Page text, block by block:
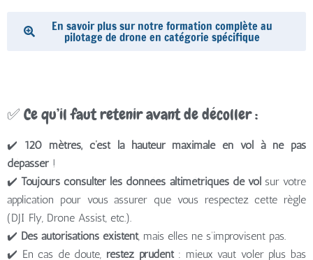
En savoir plus sur notre formation complète au
pilotage de drone en catégorie spécifique
✅ Ce qu’il faut retenir avant de décoller :
✔️ 120 mètres, c’est la hauteur maximale en vol à ne pas
dépasser !
✔️Toujours consulter les données altimétriques de volsur votre
application pour vous assurer que vous respectez cette règle
(DJI Fly, Drone Assist, etc.).
✔️ Des autorisations existent, mais elles ne s’improvisent pas.
✔️ En cas de doute, restez prudent: mieux vaut voler plus bas